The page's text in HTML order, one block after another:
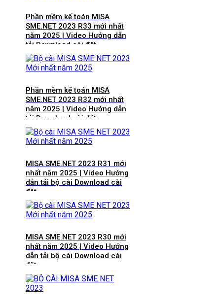
Phần mềm kế toán MISA
SME.NET 2023 R33 mới nhất
năm 2025 | Video Hướng dẫn
tải Download cài đặt
Phần mềm kế toán MISA
SME.NET 2023 R32 mới nhất
năm 2025 | Video Hướng dẫn
tải Download cài đặt
MISA SME.NET 2023 R31 mới
nhất năm 2025 | Video Hướng
dẫn tải bộ cài Download cài
đặt
MISA SME.NET 2023 R30 mới
nhất năm 2025 | Video Hướng
dẫn tải bộ cài Download cài
đặt